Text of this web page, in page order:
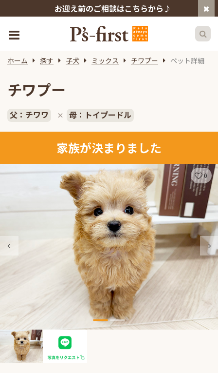
お迎え前のご相談はこちらから♪
ホーム 探す 子犬 ミックス チワプー ペット詳細
チワプー
父：チワワ × 母：トイプードル
家族が決まりました
0